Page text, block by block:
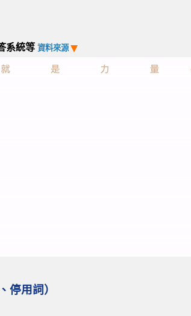
系統等 資料來源
停用詞）